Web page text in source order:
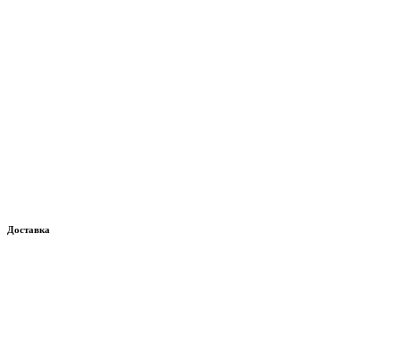
Доставка